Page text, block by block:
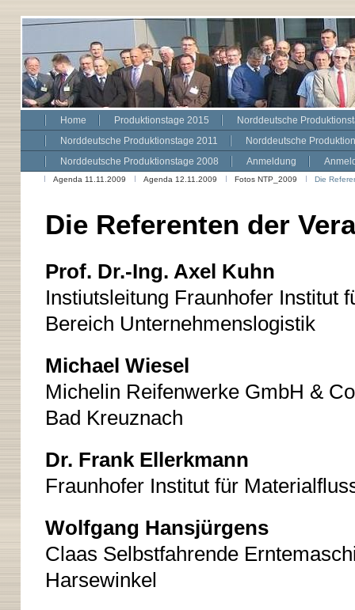
Home Produktionstage 2015
Norddeutsche
Norddeutsche Produktionstage 2011
Norddeutsche
Norddeutsche Produktionstage 2008
Anmeldung
Agenda 11.11.2009 Agenda 12.11.2009 Fotos NTP_2009 Die
Die Referenten der
Prof. Dr.-Ing. Axel Kuhn
Instiutsleitung Fraunhofer Institut
Bereich Unternehmenslogistik
Michael Wiesel
Michelin Reifenwerke GmbH &
Bad Kreuznach
Dr. Frank Ellerkmann
Fraunhofer Institut für
Wolfgang Hansjürgens
Claas Selbstfahrende
Harsewinkel